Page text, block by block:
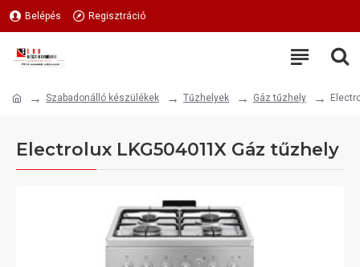
Belépés Regisztráció
Szabadonálló készülékek Tűzhelyek Gáz tűzhely
Electrolux LKG504011X Gáz tűzhely